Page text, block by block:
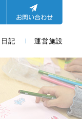
記 運営施設